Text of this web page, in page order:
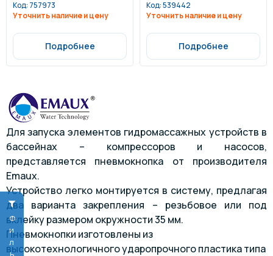
Код: 757973
Уточнить наличие и цену
Подробнее
Код:539442
Уточнить наличие и цену
Подробнее
Для запуска элементов гидромассажных устройств в
бассейнах – компрессоров и насосов,
представляется пневмокнопка от производителя
Emaux.
Устройство легко монтируется в систему, предлагая
два варианта закрепления – резьбовое или под
вклейку размером окружности 35 мм.
Пневмокнопки изготовлены из
высокотехнологичного ударопрочного пластика типа